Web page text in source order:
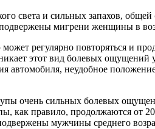
света и сильных запахов, общей
мигрени женщины в
регулярно повторяться и
этот вид болевых ощущений
автомобиля, неудобное
очень сильных болевых
как правило, продолжаются от
мужчины среднего